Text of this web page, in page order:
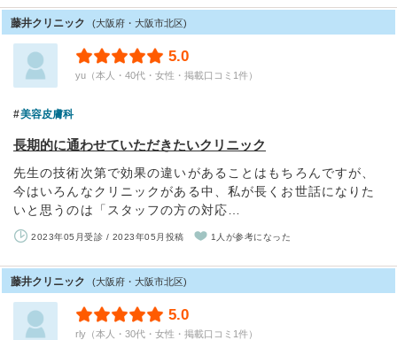
藤井クリニック (大阪府・大阪市北区)
5.0
yu（本人・40代・女性・掲載口コミ1件）
美容皮膚科
長期的に通わせていただきたいクリニック
先生の技術次第で効果の違いがあることはもちろんですが、
今はいろんなクリニックがある中、私が長くお世話になりた
いと思うのは「スタッフの方の対応…
2023年05月受診 / 2023年05月投稿 1人が参考になった
藤井クリニック (大阪府・大阪市北区)
5.0
rly（本人・30代・女性・掲載口コミ1件）